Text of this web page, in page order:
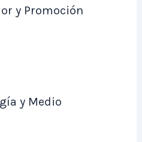
y Promoción
y Medio